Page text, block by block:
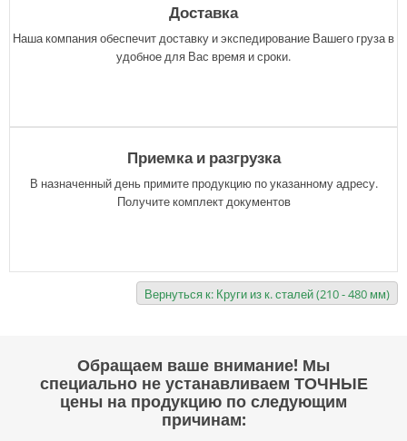
Доставка
Наша компания обеспечит доставку и экспедирование Вашего груза в
удобное для Вас время и сроки.
Приемка и разгрузка
В назначенный день примите продукцию по указанному адресу.
Получите комплект документов
Вернуться к: Круги из к. сталей (210 - 480 мм)
Обращаем ваше внимание! Мы
специально не устанавливаем ТОЧНЫЕ
цены на продукцию по следующим
причинам: